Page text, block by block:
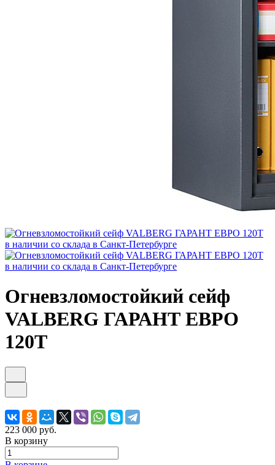
Огневзломостойкий сейф
VALBERG ГАРАНТ ЕВРО
120Т
223 000 руб.
В корзину